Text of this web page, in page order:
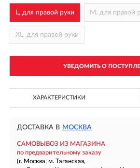
L, для правой руки M, для правой
XL, для правой руки
УВЕДОМИТЬ О
ХАРАКТЕРИСТИКИ
ДОСТАВКА В МОСКВА
САМОВЫВОЗ ИЗ МАГАЗИНА
по предварительному заказу
(г. Москва, м. Таганская,